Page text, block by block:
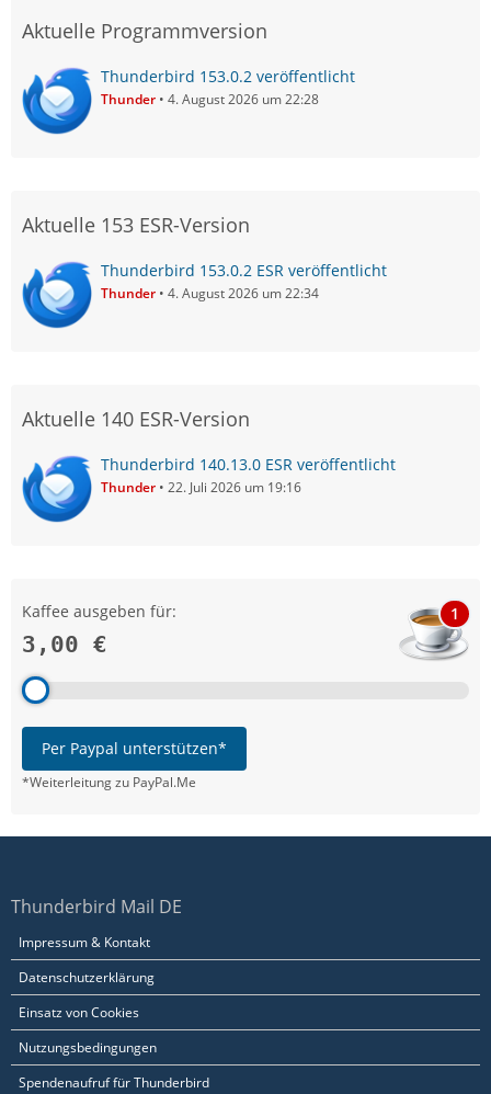
Aktuelle Programmversion
Thunderbird 153.0.2 veröffentlicht
Thunder 4. August 2026 um 22:28
Aktuelle 153 ESR-Version
Thunderbird 153.0.2 ESR veröffentlicht
Thunder 4. August 2026 um 22:34
Aktuelle 140 ESR-Version
Thunderbird 140.13.0 ESR veröffentlicht
Thunder 22. Juli 2026 um 19:16
Kaffee ausgeben für:
3,00 €
1
Per Paypal unterstützen*
*Weiterleitung zu PayPal.Me
Thunderbird Mail DE
Impressum & Kontakt
Datenschutzerklärung
Einsatz von Cookies
Nutzungsbedingungen
Spendenaufruf für Thunderbird